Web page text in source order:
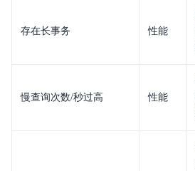
存在长事务 性能
慢查询次数/秒过高 性能